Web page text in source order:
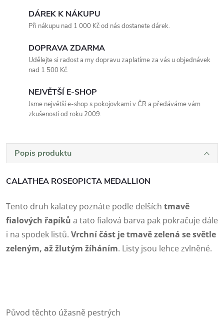
DÁREK K NÁKUPU
Při nákupu nad 1 000 Kč od nás dostanete dárek.
DOPRAVA ZDARMA
Udělejte si radost a my dopravu zaplatíme za vás u objednávek
nad 1 500 Kč.
NEJVĚTŠÍ E-SHOP
Jsme největší e-shop s pokojovkami v ČR a předáváme vám
zkušenosti od roku 2009.
Popis produktu
CALATHEA ROSEOPICTA MEDALLION
Tento druh kalatey poznáte podle delších tmavě
fialových řapíků a tato fialová barva pak pokračuje dále
i na spodek listů. Vrchní část je tmavě zelená se světle
zeleným, až žlutým žíháním. Listy jsou lehce zvlněné.
Původ těchto úžasně pestrých